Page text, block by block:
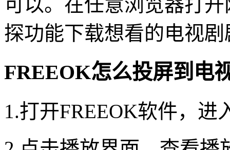
探功能下载想看的电视剧
FREEOK怎么投屏到电
1.打开FREEOK软件，